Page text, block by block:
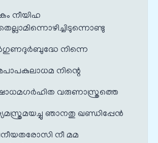
നീയിഹ
നിന്നെ
നിന്റെ
വരുണാസ്ത്രത്തെ
ഞാനതു ഖണ്ഡിപ്പേൻ
നീ മമ